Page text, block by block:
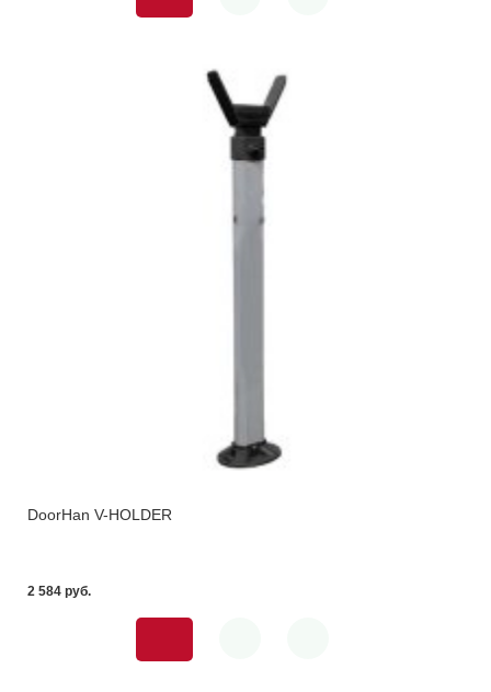
DoorHan V-HOLDER
2 584 pуб.